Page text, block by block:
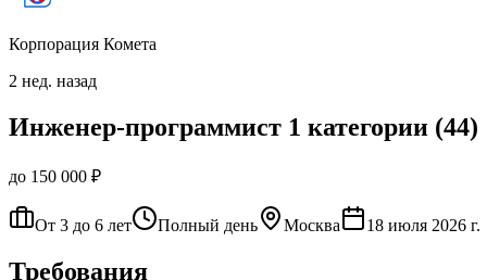
Корпорация Комета
2 нед. назад
Инженер-программист 1 категории (44)
до 150 000 ₽
От 3 до 6 лет Полный день Москва 18 июля 2026 г.
Требования